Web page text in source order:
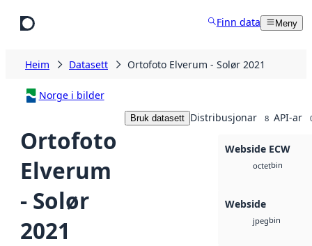
Finn data Meny
Heim Datasett Ortofoto Elverum - Solør 2021
Norge i bilder
Ortofoto
Elverum
- Solør
2021
Bruk datasett Distribusjonar 8 API-ar
Webside ECW
octetbin
Webside
jpegbin